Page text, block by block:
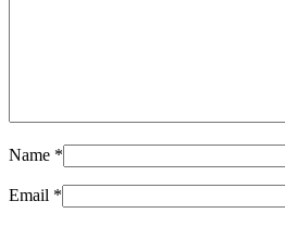
Name *
Email *